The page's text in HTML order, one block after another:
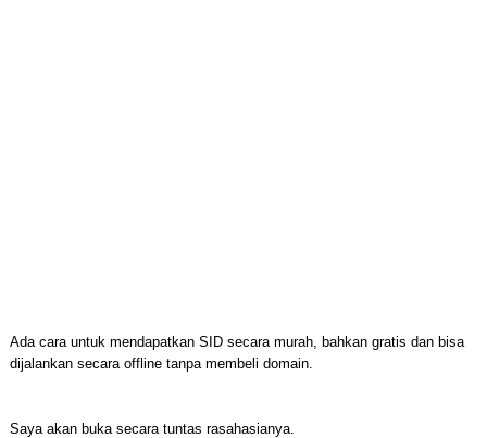
Ada cara untuk mendapatkan SID secara murah, bahkan gratis dan bisa
dijalankan secara offline tanpa membeli domain.
Saya akan buka secara tuntas rasahasianya.